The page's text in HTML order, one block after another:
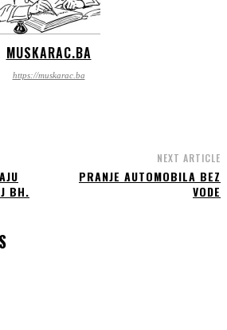
MUSKARAC.BA
https://muskarac.ba
BH.
NEXT ARTICLE
PRANJE AUTOMOBILA BEZ
VODE